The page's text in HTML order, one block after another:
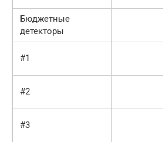
Бюджетные
детекторы
#1
#2
#3